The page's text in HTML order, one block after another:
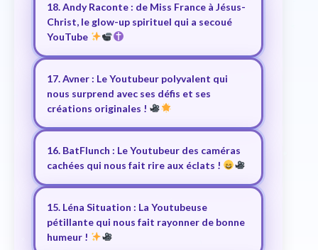
18. Andy Raconte : de Miss France à Jésus-
Christ, le glow-up spirituel qui a secoué
YouTube
17. Avner : Le Youtubeur polyvalent qui
nous surprend avec ses défis et ses
créations originales !
16. BatFlunch : Le Youtubeur des caméras
cachées qui nous fait rire aux éclats !
15. Léna Situation : La Youtubeuse
pétillante qui nous fait rayonner de bonne
humeur !